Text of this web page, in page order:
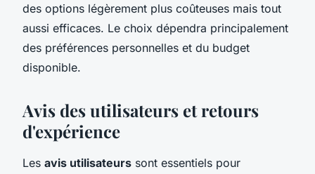
des options légèrement plus coûteuses mais tout
aussi efficaces. Le choix dépendra principalement
des préférences personnelles et du budget
disponible.
Avis des utilisateurs et retours
d'expérience
Les avis utilisateurs sont essentiels pour